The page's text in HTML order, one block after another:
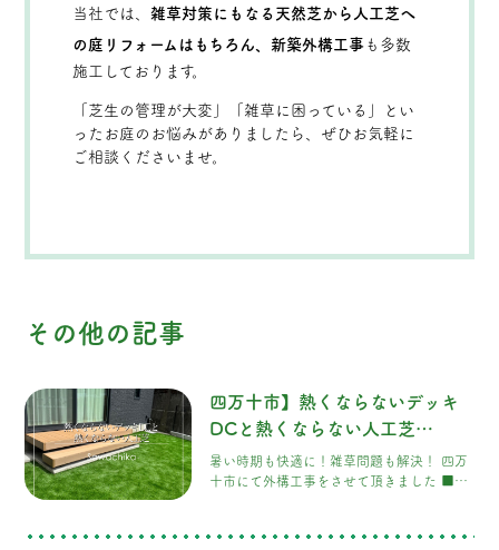
当社では、雑草対策にもなる天然芝から人工芝へ
の庭リフォームはもちろん、新築外構工事 も多数
施工しております。
「芝生の管理が大変」「雑草に困っている」とい
ったお庭のお悩みがありましたら、ぜひお気軽に
ご相談くださいませ。
その他の記事
四万十市】熱くならないデッキ
DCと熱くならない人工芝
COOOLTurf
暑い時期も快適に！雑草問題も解決！ 四万
十市にて外構工事をさせて頂きました ■夏